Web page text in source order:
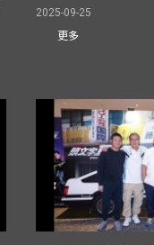
2025-09-25
更多